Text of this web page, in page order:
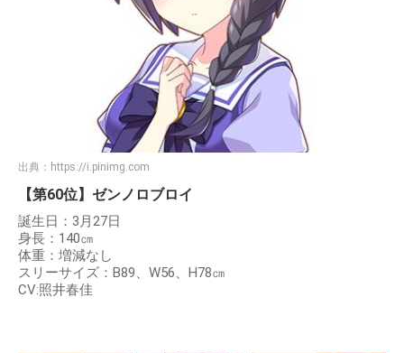
出典： https://i.pinimg.com
【第60位】ゼンノロブロイ
誕生日：3月27日
身長：140㎝
体重：増減なし
スリーサイズ：B89、W56、H78㎝
CV:照井春佳